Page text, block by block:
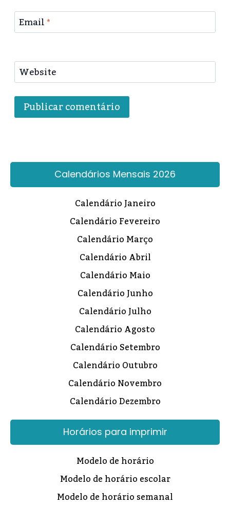
Email*
Website
Calendários Mensais 2026
Calendário Janeiro
Calendário Fevereiro
Calendário Março
Calendário Abril
Calendário Maio
Calendário Junho
Calendário Julho
Calendário Agosto
Calendário Setembro
Calendário Outubro
Calendário Novembro
Calendário Dezembro
Horários para imprimir
Modelo de horário
Modelo de horário escolar
Modelo de horário semanal